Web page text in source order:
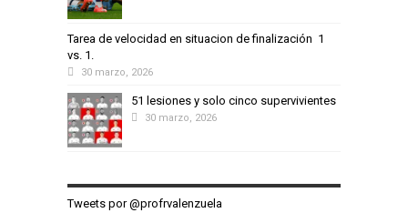
Tarea de velocidad en situacion de finalización 1
vs. 1.
30 marzo, 2026
51 lesiones y solo cinco supervivientes
30 marzo, 2026
Tweets por @profrvalenzuela